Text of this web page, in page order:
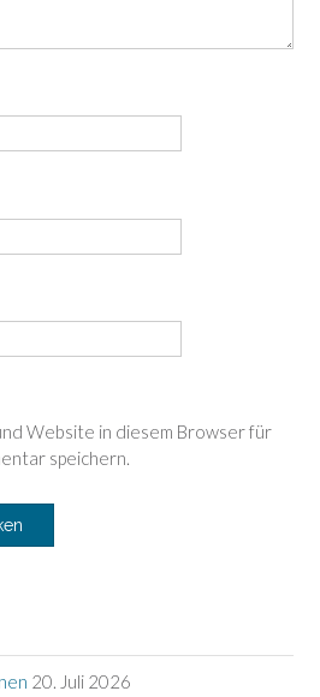
Website in diesem Browser für
speichern.
20. Juli 2026